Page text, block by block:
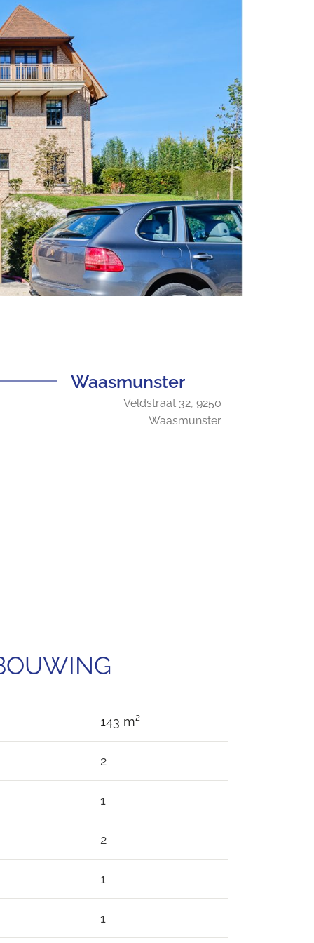
Waasmunster
Veldstraat 32, 9250
Waasmunster
143 m²
2
1
2
1
1